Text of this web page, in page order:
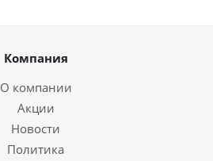
Компания
О компании
Акции
Новости
Политика